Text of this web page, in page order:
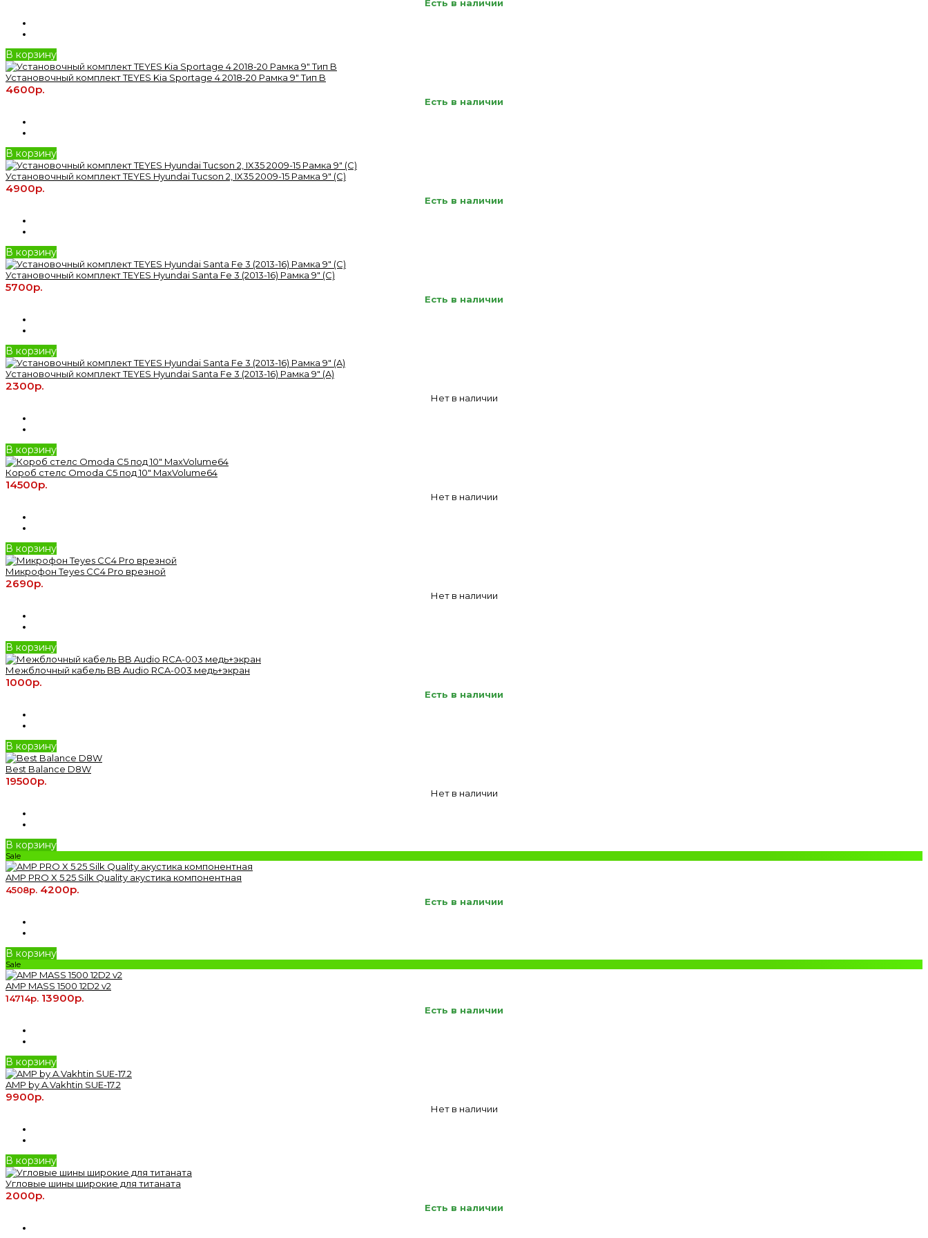
Есть в наличии
В корзину
Установочный комплект TEYES Kia Sportage 4 2018-20 Рамка 9" Тип B
4600р.
Есть в наличии
В корзину
Установочный комплект TEYES Hyundai Tucson 2, IX35 2009-15 Рамка 9" (C)
4900р.
Есть в наличии
В корзину
Установочный комплект TEYES Hyundai Santa Fe 3 (2013-16) Рамка 9" (C)
5700р.
Есть в наличии
В корзину
Установочный комплект TEYES Hyundai Santa Fe 3 (2013-16) Рамка 9" (A)
2300р.
Нет в наличии
В корзину
Короб стелс Omoda C5 под 10" MaxVolume64
14500р.
Нет в наличии
В корзину
Микрофон Teyes CC4 Pro врезной
2690р.
Нет в наличии
В корзину
Межблочный кабель BB Audio RCA-003 медь+экран
1000р.
Есть в наличии
В корзину
Best Balance D8W
19500р.
Нет в наличии
В корзину
Sale
AMP PRO X 5.25 Silk Quality акустика компонентная
4508р. 4200р.
Есть в наличии
В корзину
Sale
AMP MASS 1500 12D2 v2
14714р. 13900р.
Есть в наличии
В корзину
AMP by A.Vakhtin SUE-17.2
9900р.
Нет в наличии
В корзину
Угловые шины широкие для титаната
2000р.
Есть в наличии